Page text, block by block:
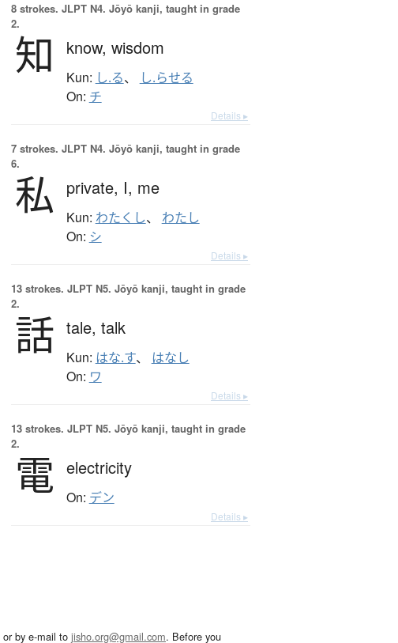
8 strokes. JLPT N4. Jōyō kanji, taught in grade
2.
知 know, wisdom
Kun: し.る、 し.らせる
On: チ
Details ▸
7 strokes. JLPT N4. Jōyō kanji, taught in grade
6.
私 private, I, me
Kun: わたくし、 わたし
On: シ
Details ▸
13 strokes. JLPT N5. Jōyō kanji, taught in grade
2.
話 tale, talk
Kun: はな.す、 はなし
On: ワ
Details ▸
13 strokes. JLPT N5. Jōyō kanji, taught in grade
2.
電 electricity
On: デン
Details ▸
or by e-mail to jisho.org@gmail.com. Before you